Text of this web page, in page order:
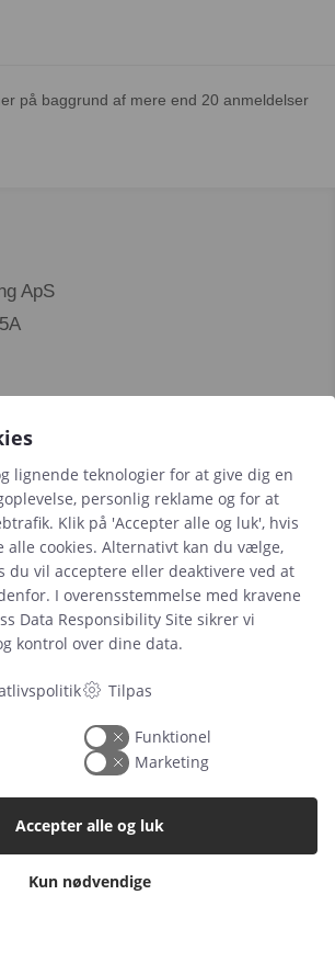
på baggrund af mere end 20 anmeldelser
ApS
11 32
lignende teknologier for at give dig en
personlig reklame og for at
Klik på 'Accepter alle og luk', hvis
alle cookies. Alternativt kan du vælge,
du vil acceptere eller deaktivere ved at
I overensstemmelse med kravene
Data Responsibility Site sikrer vi
kontrol over dine data.
Tilpas
Funktionel
Marketing
Kun nødvendige
Accepter alle og luk